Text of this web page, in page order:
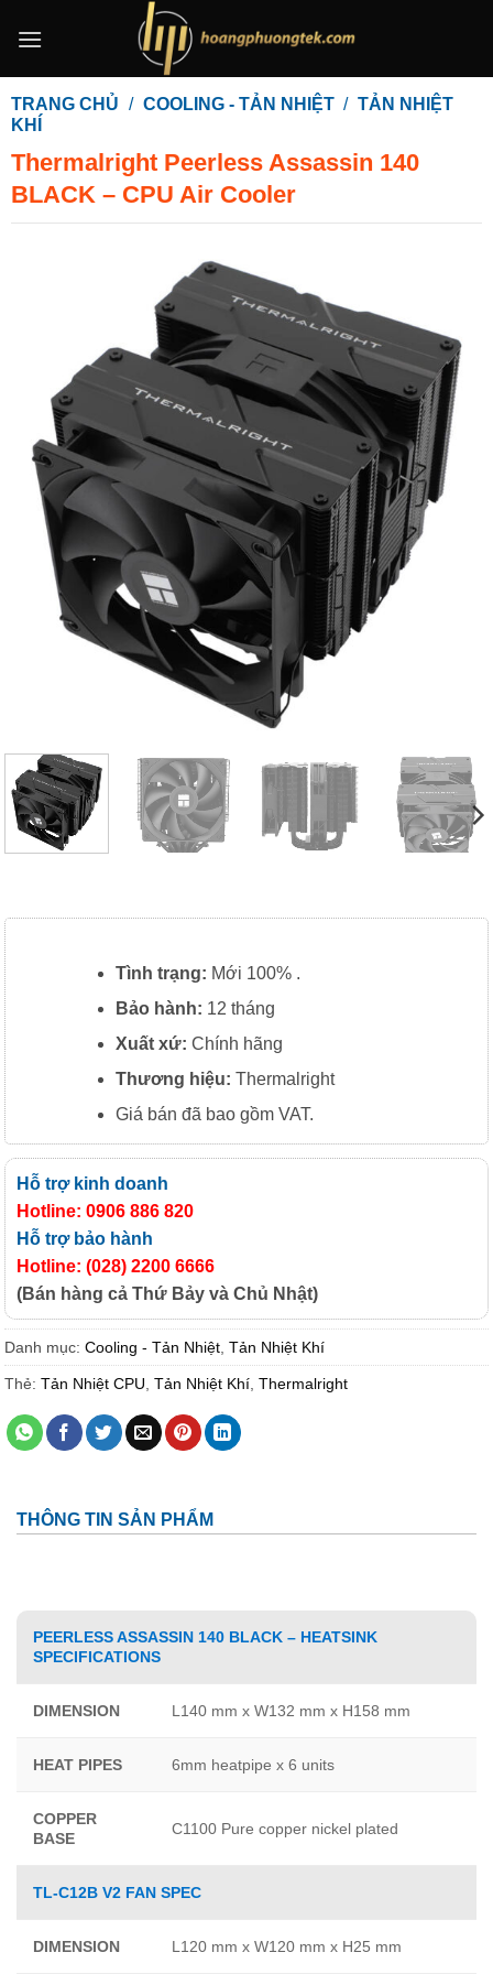
qua
dung
TRANG CHỦ / COOLING - TẢN NHIỆT / TẢN NHIỆT
KHÍ
Thermalright Peerless Assassin 140
BLACK – CPU Air Cooler
Tình trạng: Mới 100% .
Bảo hành: 12 tháng
Xuấtxứ: Chính hãng
Thương hiệu: Thermalright
Giá bán đã bao gồm VAT.
Hỗ trợ kinh doanh
Hotline: 0906 886 820
Hỗ trợ bảo hành
Hotline: (028) 2200 6666
(Bán hàng cả Thứ Bảy và Chủ Nhật)
Danh mục: Cooling - Tản Nhiệt Tản Nhiệt Khí
Thẻ: Tản Nhiệt CPU Tản Nhiệt Khí Thermalright
THÔNG TIN SẢN PHẨM
PEERLESS ASSASSIN 140 BLACK – HEATSINK
SPECIFICATIONS
DIMENSION L140 mm x W132 mm x H158 mm
HEAT PIPES 6mm heatpipe x 6 units
COPPER
BASE
C1100 Pure copper nickel plated
TL-C12B V2 FAN SPEC
DIMENSION L120 mm x W120 mm x H25 mm